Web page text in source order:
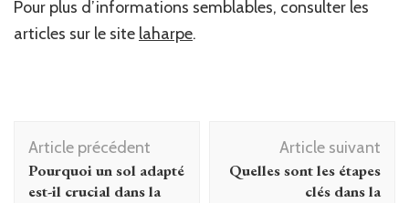
Pour plus d’informations semblables, consulter les
articles sur le site laharpe.
Navigation
d'article
Article précédent
Pourquoi un sol adapté
est-il crucial dans la
Article suivant
Quelles sont les étapes
clés dans la